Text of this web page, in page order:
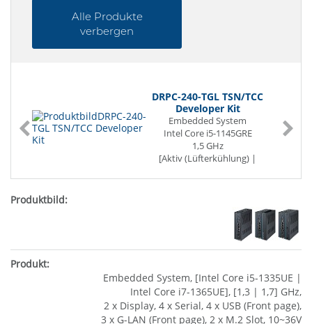
Alle Produkte
verbergen
DRPC-240-TGL TSN/TCC
Developer Kit
Embedded System
Intel Core i5-1145GRE
1,5 GHz
[Aktiv (Lüfterkühlung) |
8 GB RAM
4 x USB (Front page)
4 x G-LAN (Front page)
[0 | 1] x PCIe x4
Embedded System, [Intel Core i5-1335UE |
Intel Core i7-1365UE], [1,3 | 1,7] GHz,
2 x Display, 4 x Serial, 4 x USB (Front page),
3 x G-LAN (Front page), 2 x M.2 Slot, 10~36V